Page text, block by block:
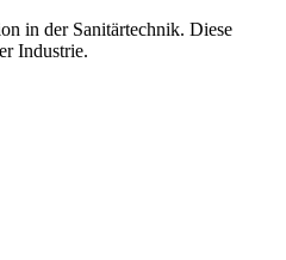
in der Sanitärtechnik. Diese
Industrie.